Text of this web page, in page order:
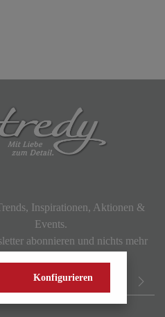
Inspirationen, Aktionen &
Events.
abonnieren und nichts mehr
Konfigurieren